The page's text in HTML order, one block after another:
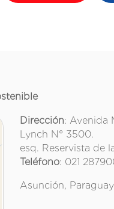
Dirección: Avenida
Lynch N° 3500.
esq. Reservista de
Teléfono: 021
Asunción,